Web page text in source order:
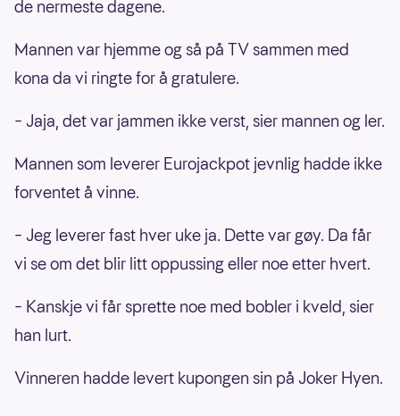
de nermeste dagene.
Mannen var hjemme og så på TV sammen med
kona da vi ringte for å gratulere.
– Jaja, det var jammen ikke verst, sier mannen og ler.
Mannen som leverer Eurojackpot jevnlig hadde ikke
forventet å vinne.
– Jeg leverer fast hver uke ja. Dette var gøy. Da får
vi se om det blir litt oppussing eller noe etter hvert.
– Kanskje vi får sprette noe med bobler i kveld, sier
han lurt.
Vinneren hadde levert kupongen sin på Joker Hyen.